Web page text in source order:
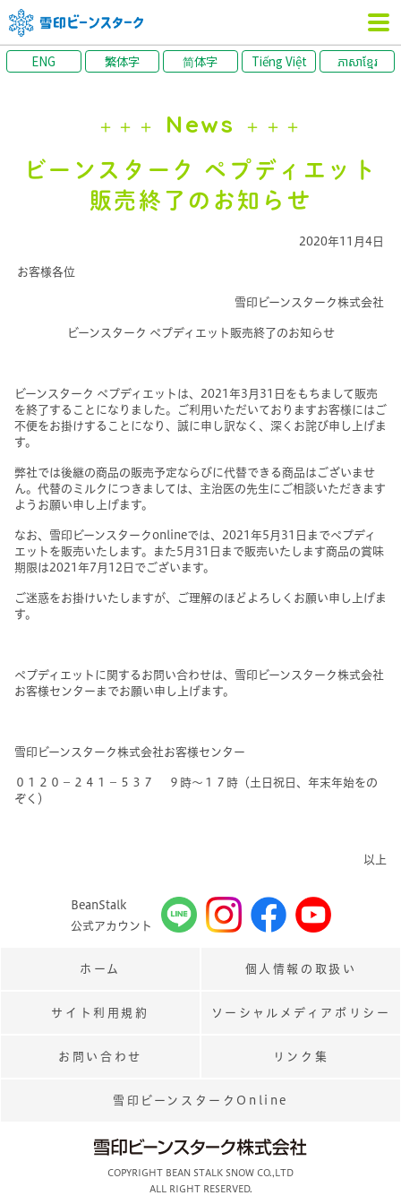
ENG 繁体字 简体字 Tiếng Việt ភាសាខ្មែរ
＋＋＋ News ＋＋＋
ビーンスターク ペプディエット
販売終了のお知らせ
2020年11月4日
お客様各位
雪印ビーンスターク株式会社
ビーンスターク ペプディエット販売終了のお知らせ
ビーンスターク ペプディエットは、 2021年3月31日をもちまして販売
を終了することになりました。
ご利用いただいておりますお客様にはご
不便をお掛けすることになり、誠に申し訳なく、深くお詫び申し上げま
す。
弊社では後継の商品の販売予定ならびに代替できる商品はございませ
ん。代替のミルクにつきましては、主治医の先生にご相談いただきます
ようお願い申し上げます。
なお、雪印ビーンスタークonlineでは、 2021年5月31日までペプディ
エットを販売いたします。また5月31日まで販売いたします商品の賞味
期限は2021年7月12日でございます。
ご迷惑をお掛けいたしますが、ご理解のほどよろしくお願い申し上げま
す。
ペプディエットに関するお問い合わせは、雪印ビーンスターク株式会社
お客様センターまでお願い申し上げます。
雪印ビーンスターク株式会社お客様センター
０１２０－２４１－５３７
９時～１７時（土日祝日、年末年始をの
ぞく）
以上
BeanStalk
公式アカウント
ホーム 個人情報の取扱い
サイト利用規約 ソーシャルメディアポリシー
お問い合わせ リンク集
雪印ビーンスタークOnline
COPYRIGHT BEAN STALK SNOW CO.,LTD
ALL RIGHT RESERVED.